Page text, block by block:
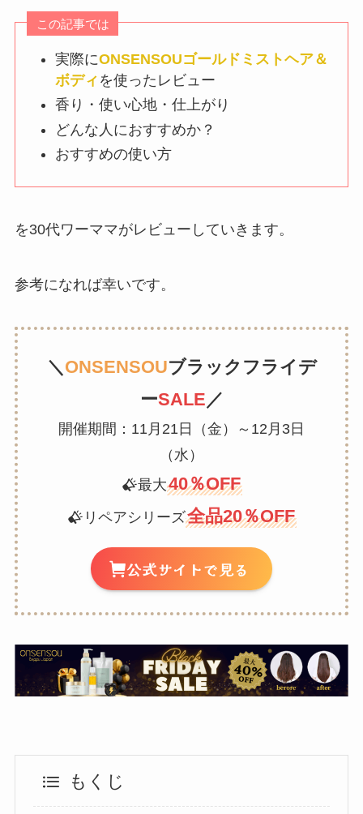
この記事では
実際にONSENSOUゴールドミストヘア＆
ボディ を使ったレビュー
香り・使い心地・仕上がり
どんな人におすすめか？
おすすめの使い方
を30代ワーママがレビューしていきます。
参考になれば幸いです。
＼ ONSENSOUブラックフライデ
ーSALE／
開催期間：11月21日（金）～12月3日
（水）
最大40％OFF
リペアシリーズ全品20％OFF
公式サイトで見る
もくじ